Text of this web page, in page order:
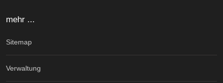
mehr ...
Sitemap
Verwaltung